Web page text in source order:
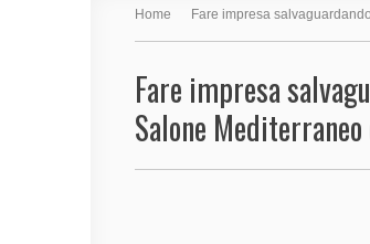
Home Fare impresa
Fare impresa
Salone